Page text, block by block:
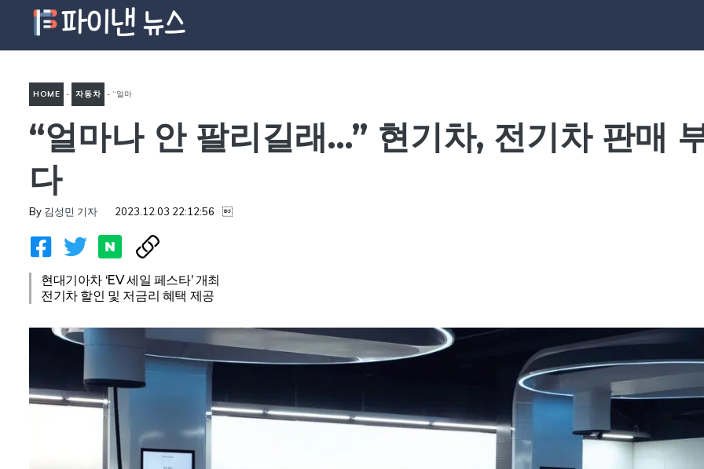
츠
HOME - 자동차 - “얼마
나 안 팔리길래…” 현기차, 전
기차 판매 부진에 이런 결정
내렸다
“얼마나 안 팔리길래…” 현기차, 전기차 판매
다
By 김성민 기자 2023.12.03 22:12:56 
현대기아차 ‘EV 세일 페스타’ 개최
전기차 할인 및 저금리 혜택 제공